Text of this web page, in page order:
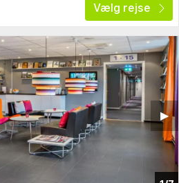
Vælg rejse
▶︎